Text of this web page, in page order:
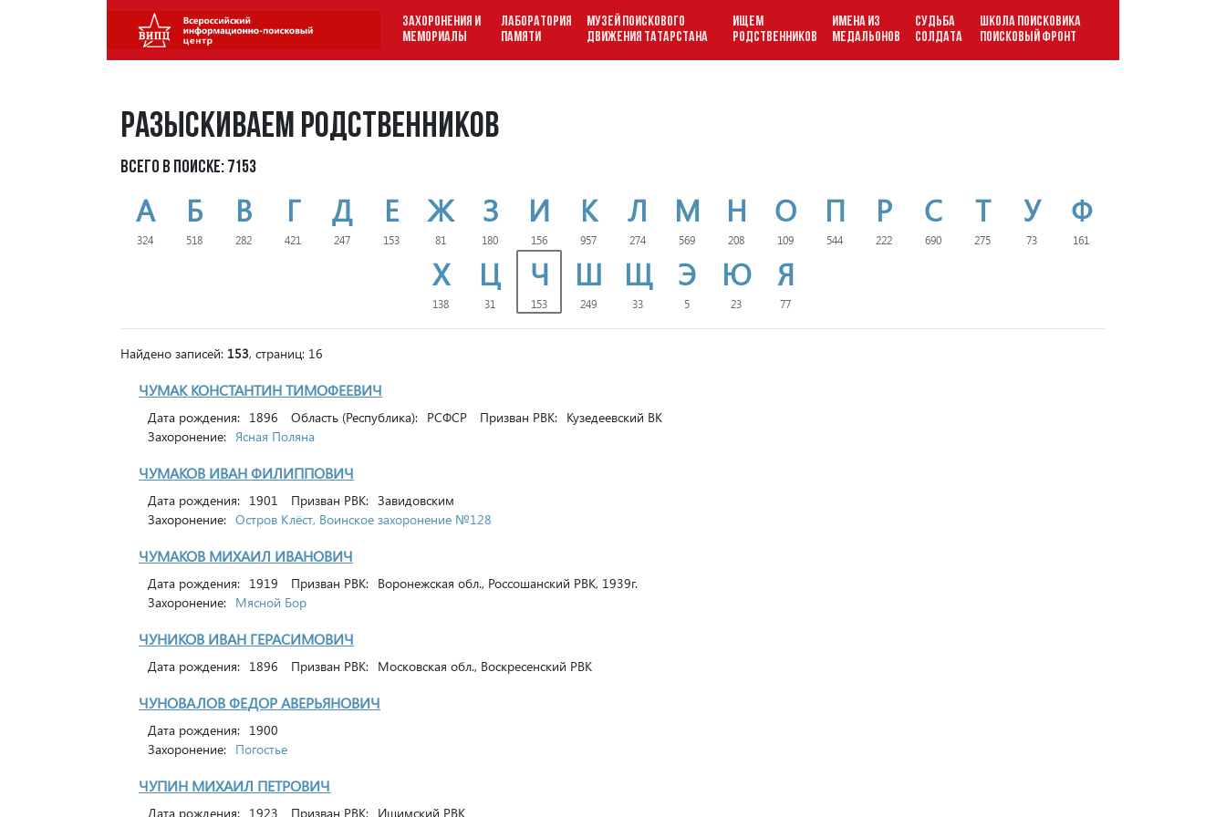
ЗАХОРОНЕНИЯ И
МЕМОРИАЛЫ
ЛАБОРАТОРИЯ
ПАМЯТИ
МУЗЕЙ ПОИСКОВОГО
ДВИЖЕНИЯ ТАТАРСТАНА
ИЩЕМ
РОДСТВЕННИКОВ
ИМЕНА ИЗ
МЕДАЛЬОНОВ
СУДЬБА
СОЛДАТА
ШКОЛА ПОИСКОВИКА
ПОИСКОВЫЙ ФРОНТ
Разыскиваем родственников
Всего в поиске: 7153
А
324
Б
518
В
282
Г
421
Д
247
Е
153
Ж
81
З
180
И
156
К
957
Л
274
М
569
Н
208
О
109
П
544
Р
222
С
690
Т
275
У
73
Ф
161
Х
138
Ц
31
Ч
153
Ш
249
Щ
33
Э
5
Ю
23
Я
77
Найдено записей: 153, страниц: 16
ЧУМАК КОНСТАНТИН ТИМОФЕЕВИЧ
Дата рождения: 1896 Область (Республика): РСФСР Призван РВК: Кузедеевский ВК
Захоронение: Ясная Поляна
ЧУМАКОВ ИВАН ФИЛИППОВИЧ
Дата рождения: 1901 Призван РВК: Завидовским
Захоронение: Остров Клёст, Воинское захоронение №128
ЧУМАКОВ МИХАИЛ ИВАНОВИЧ
Дата рождения: 1919 Призван РВК: Воронежская обл., Россошанский РВК, 1939г.
Захоронение: Мясной Бор
ЧУНИКОВ ИВАН ГЕРАСИМОВИЧ
Дата рождения: 1896 Призван РВК: Московская обл., Воскресенский РВК
ЧУНОВАЛОВ ФЕДОР АВЕРЬЯНОВИЧ
Дата рождения: 1900
Захоронение: Погостье
ЧУПИН МИХАИЛ ПЕТРОВИЧ
Дата рождения: 1923 Призван РВК: Ишимский РВК